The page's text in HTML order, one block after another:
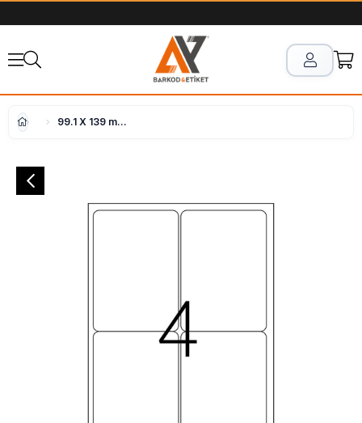
99.1 X 139 mm Lazer Etiket Ay-2004